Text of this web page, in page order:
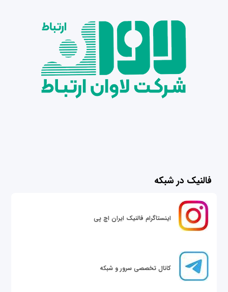
فالنیک در شبکه
اینستاگرام فالنیک ایران اچ پی
کانال تخصصی سرور و شبکه